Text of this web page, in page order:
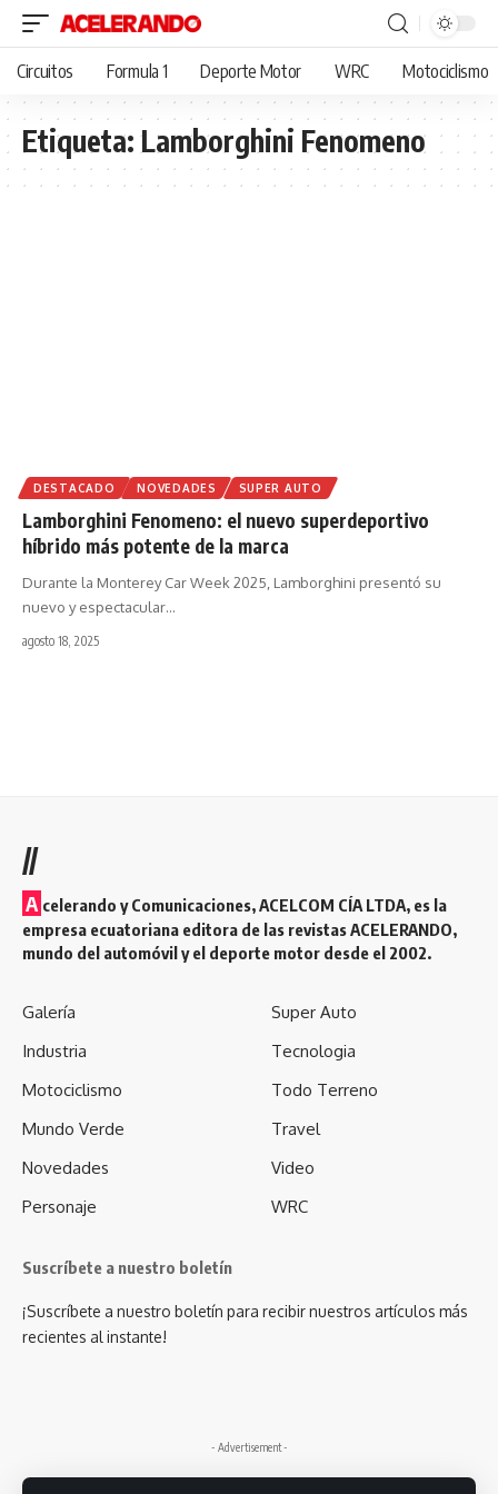
Circuitos Formula 1 Deporte Motor WRC Motociclismo
Etiqueta:Lamborghini Fenomeno
DESTACADO NOVEDADES SUPER AUTO
Lamborghini Fenomeno: el nuevo superdeportivo
híbrido más potente de la marca
Durante la Monterey Car Week 2025, Lamborghini presentó su
nuevo y espectacular…
agosto 18, 2025
//
A celerando y Comunicaciones, ACELCOM CÍA LTDA, es la
empresa ecuatoriana editora de las revistas ACELERANDO,
mundo del automóvil y el deporte motor desde el 2002.
Galería
Industria
Motociclismo
Mundo Verde
Novedades
Personaje
Super Auto
Tecnologia
Todo Terreno
Travel
Video
WRC
Suscríbete a nuestro boletín
¡Suscríbete a nuestro boletín para recibir nuestros artículos más
recientes al instante!
- Advertisement -